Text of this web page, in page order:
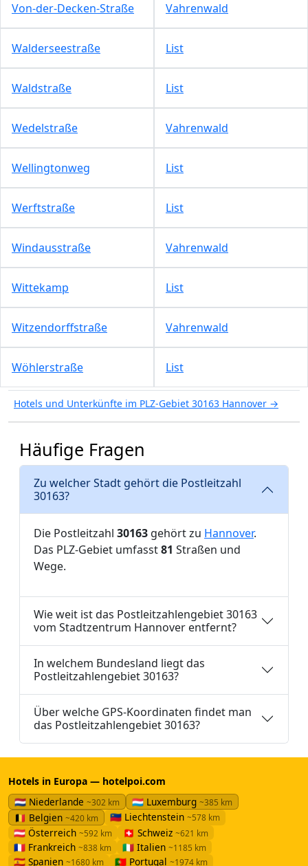
Von-der-Decken-Straße Vahrenwald
Walderseestraße List
Waldstraße List
Wedelstraße Vahrenwald
Wellingtonweg List
Werftstraße List
Windausstraße Vahrenwald
Wittekamp List
Witzendorffstraße Vahrenwald
Wöhlerstraße List
Hotels und Unterkünfte im PLZ-Gebiet 30163 Hannover →
Häufige Fragen
Zu welcher Stadt gehört die Postleitzahl
30163?
Die Postleitzahl 30163 gehört zu Hannover.
Das PLZ-Gebiet umfasst81 Straßen und
Wege.
Wie weit ist das Postleitzahlengebiet 30163
vom Stadtzentrum Hannover entfernt?
In welchem Bundesland liegt das
Postleitzahlengebiet 30163?
Über welche GPS-Koordinaten findet man
das Postleitzahlengebiet 30163?
Hotels in Europa — hotelpoi.com
🇳🇱 Niederlande ~302 km 🇱🇺 Luxemburg ~385 km
🇧🇪 Belgien ~420 km 🇱🇮 Liechtenstein ~578 km
🇦🇹 Österreich ~592 km 🇨🇭 Schweiz ~621 km
🇫🇷 Frankreich ~838 km 🇮🇹 Italien ~1185 km
🇪🇸 Spanien ~1680 km 🇵🇹 Portugal ~1974 km